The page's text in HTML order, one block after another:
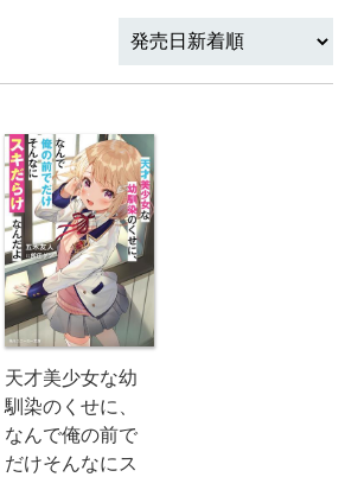
天才美少女な幼
馴染のくせに、
なんで俺の前で
だけそんなにス